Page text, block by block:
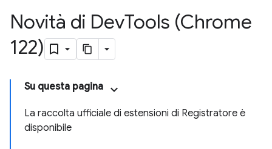
Novità di DevTools (Chrome
122)
Su questa pagina
La raccolta ufficiale di estensioni di Registratore è
disponibile